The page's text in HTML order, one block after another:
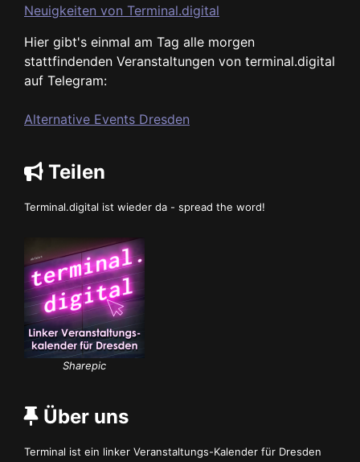
Neuigkeiten von Terminal.digital
Hier gibt's einmal am Tag alle morgen
stattfindenden Veranstaltungen von terminal.digital
auf Telegram:
Alternative Events Dresden
Teilen
Terminal.digital ist wieder da - spread the word!
Sharepic
Über uns
Terminal ist ein linker Veranstaltungs-Kalender für Dresden